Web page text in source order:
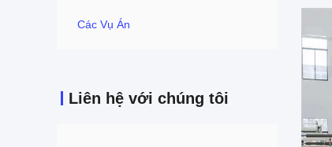
Các Vụ Án
Liên hệ với chúng tôi